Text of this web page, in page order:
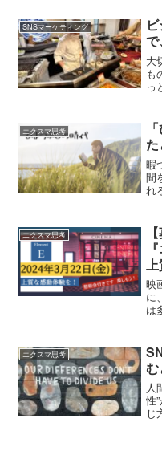
中
に
「
い
SNSマーケティング
で
大
も
っ
こ
出
ほ
れ
失
エクスマ思考
た
暇
間
れ
楽
を
ス
を
ス
う
を
る
エクスマ思考
上
映
に
は
も
不
の
精
い
頭
エクスマ思考
む
人
性
じ